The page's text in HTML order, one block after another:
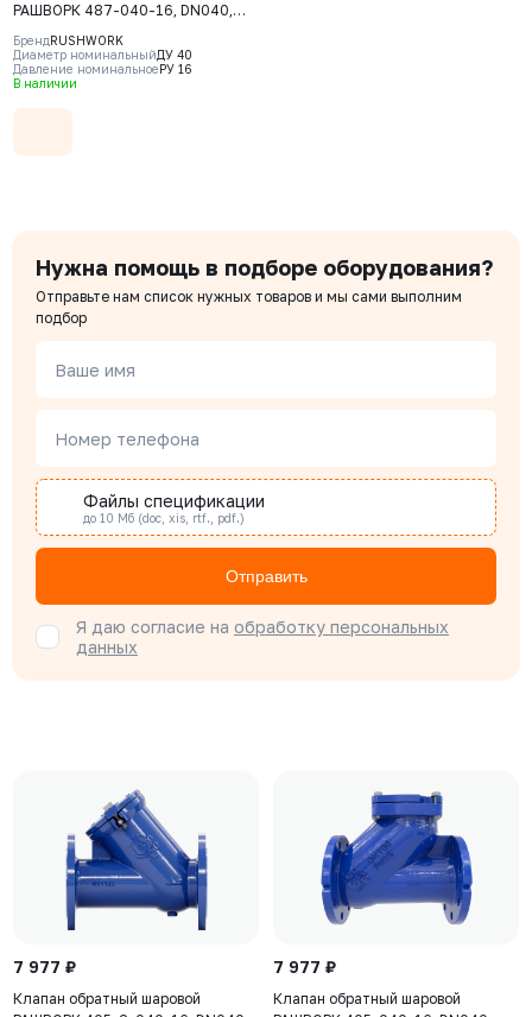
РАШВОРК 487-040-16, DN040,
PN16, корпус - GJL-250 (GG25),
диск - угл. сталь AISI420, седло -
угл. сталь AISI420, Ф/Ф
БрендRUSHWORK
Диаметр номинальныйДУ 40
Давление номинальноеРУ 16
В наличии
Нужна помощь в подборе оборудования?
Отправьте нам список нужных товаров и мы сами выполним
подбор
Ваше имя
Номер телефона
Файлы спецификации
до 10 Мб (doc, xis, rtf., pdf.)
Отправить
Я даю согласие на обработку персональных
данных
7 977 ₽
Клапан обратный шаровой
7 977 ₽
Клапан обратный шаровой